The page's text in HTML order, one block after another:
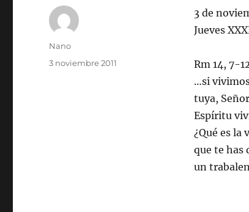
3 de
Jueves
Rm 14, 7-
…si
tuya,
Espíritu
¿Qué es
que te has
un
Autor
Nano
Publicado
3 noviembre 2011